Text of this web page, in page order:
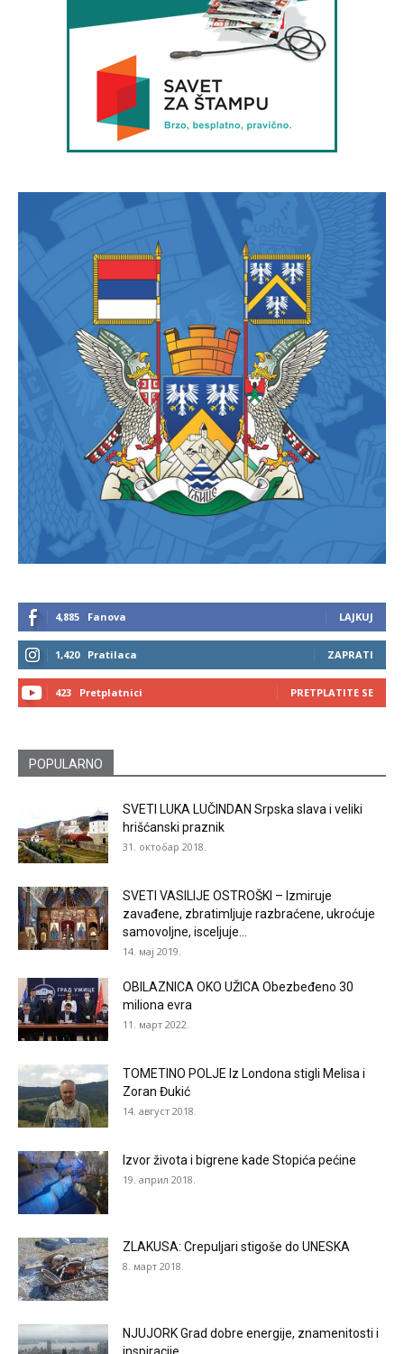
4,885 Fanova LAJKUJ
1,420 Pratilaca ZAPRATI
423 Pretplatnici PRETPLATITE SE
POPULARNO
SVETI LUKA LUČINDAN Srpska slava i veliki
hrišćanski praznik
31. октобар 2018.
SVETI VASILIJE OSTROŠKI – Izmiruje
zavađene, zbratimljuje razbraćene, ukroćuje
samovoljne, isceljuje...
14. мај 2019.
OBILAZNICA OKO UŽICA Obezbeđeno 30
miliona evra
11. март 2022.
TOMETINO POLJE Iz Londona stigli Melisa i
Zoran Đukić
14. август 2018.
Izvor života i bigrene kade Stopića pećine
19. април 2018.
ZLAKUSA: Crepuljari stigoše do UNESKA
8. март 2018.
NJUJORK Grad dobre energije, znamenitosti i